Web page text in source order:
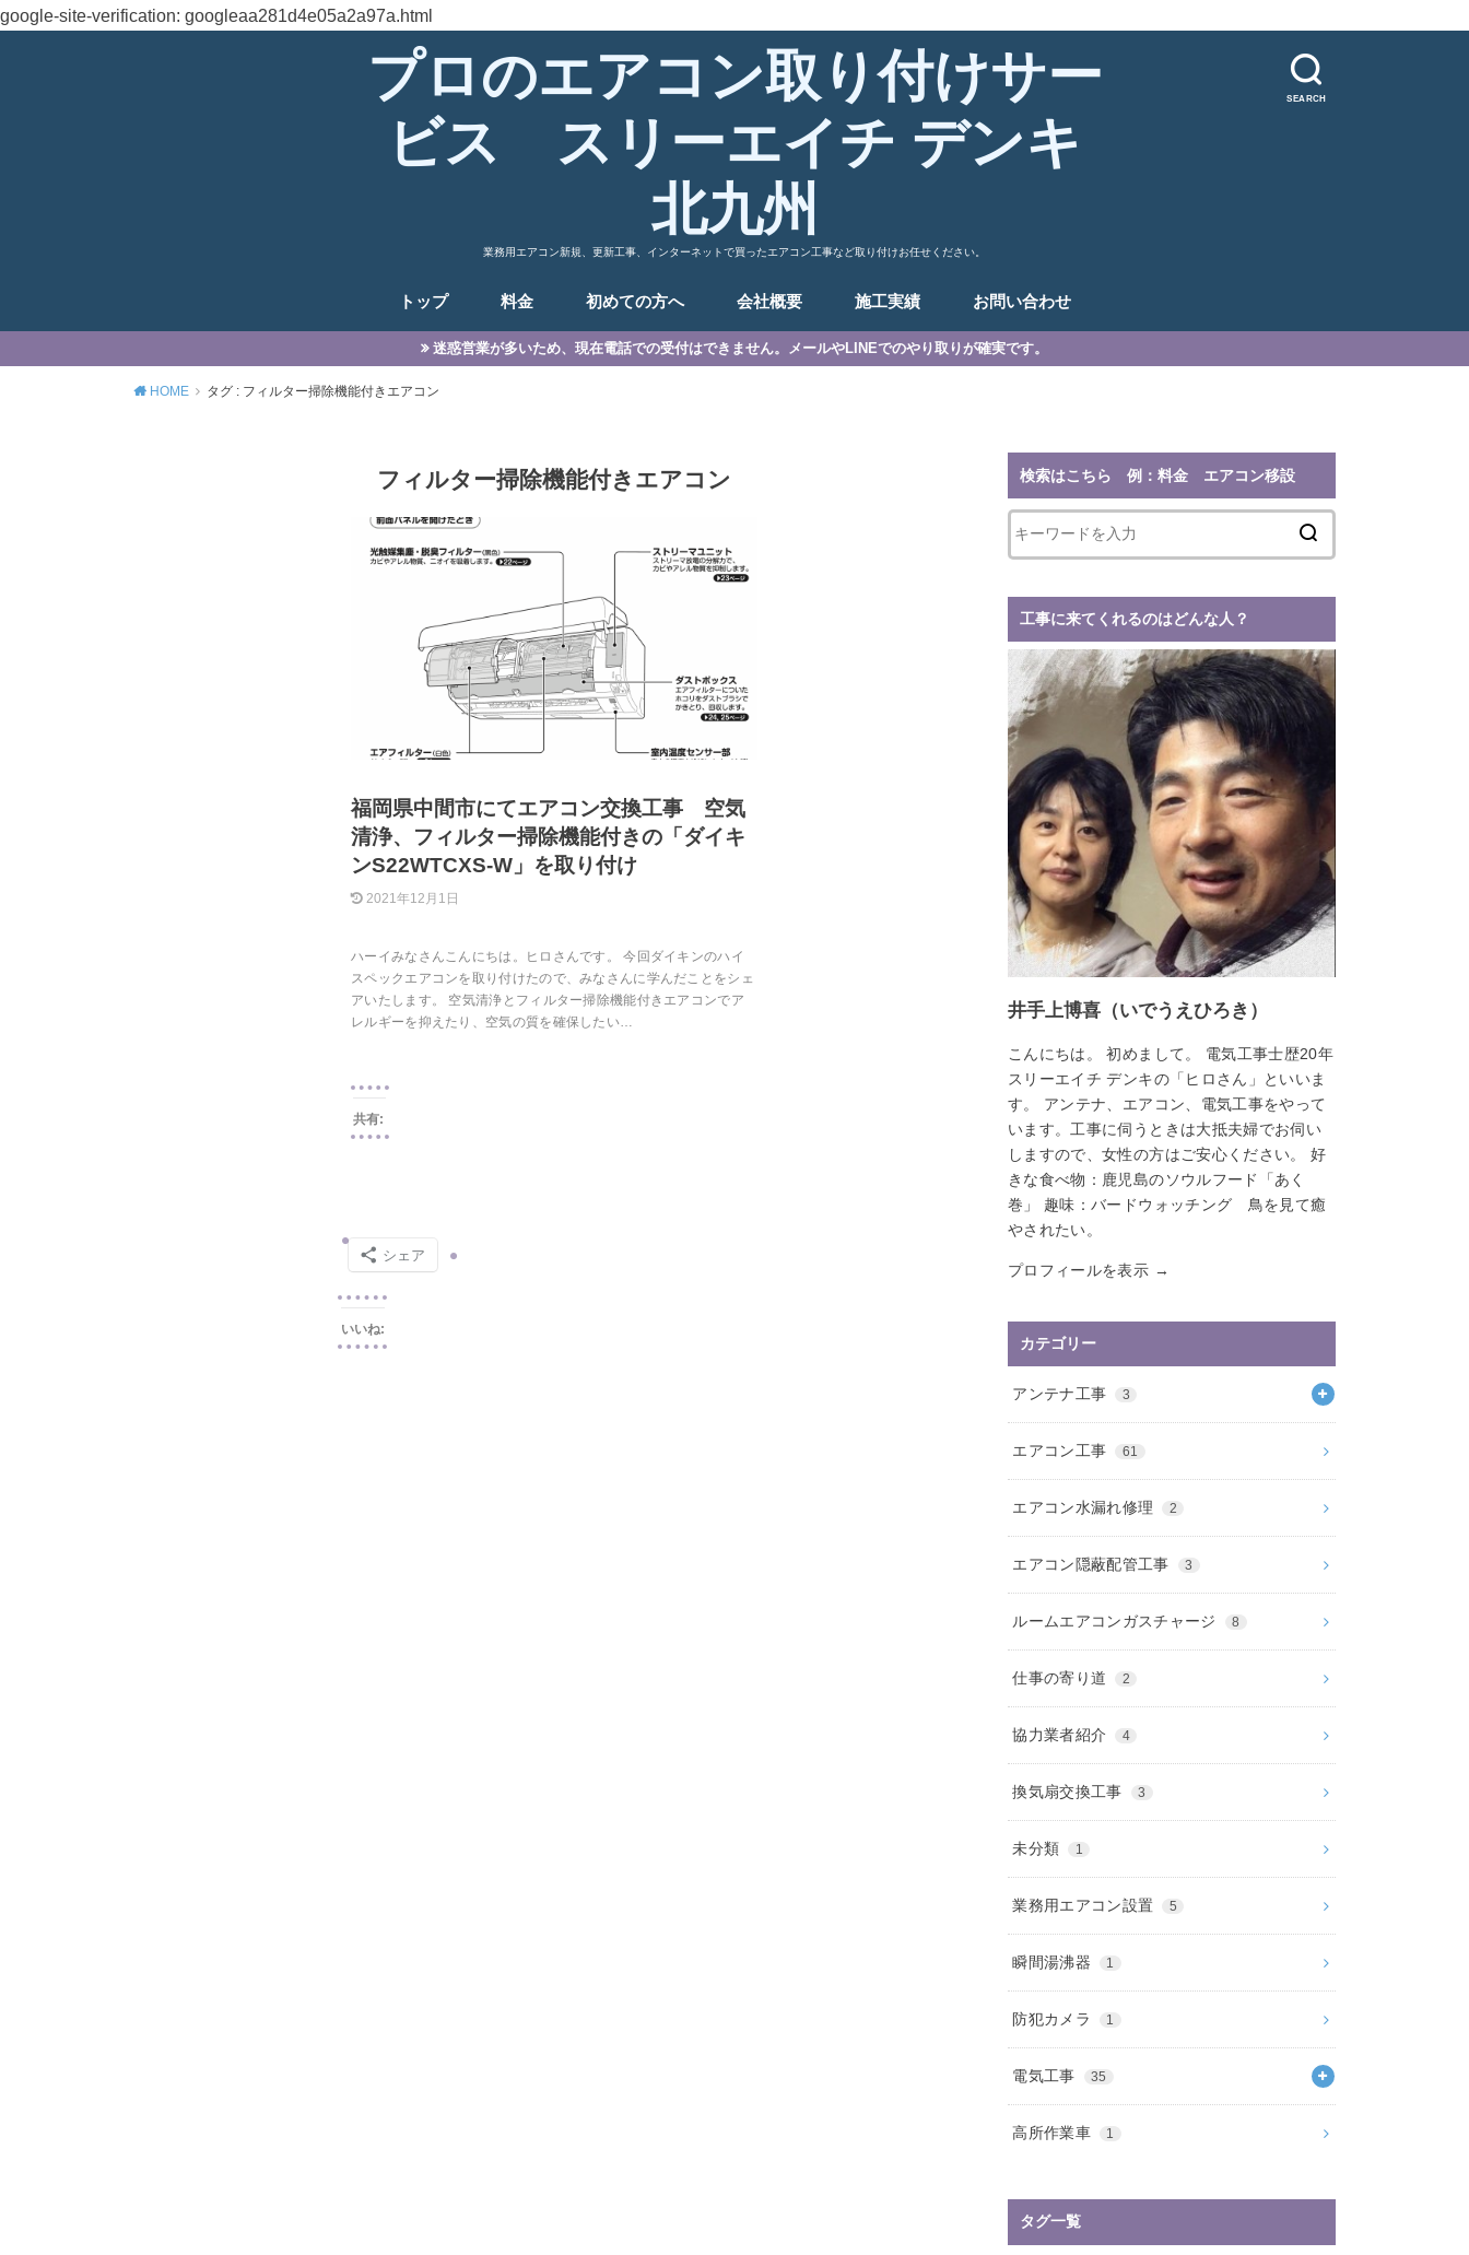
google-site-verification: googleaa281d4e05a2a97a.html
SEARCH
プロのエアコン取り付けサー
ビス スリーエイチ デンキ
北九州
業務用エアコン新規、更新工事、インターネットで買ったエアコン工事など取り付けお任せください。
トップ 料金 初めての方へ 会社概要 施工実績 お問い合わせ
迷惑営業が多いため、現在電話での受付はできません。メールやLINEでのやり取りが確実です。
HOME タグ : フィルター掃除機能付きエアコン
フィルター掃除機能付きエアコン
福岡県中間市にてエアコン交換工事 空気
清浄、フィルター掃除機能付きの「ダイキ
ンS22WTCXS-W」を取り付け
2021年12月1日
ハーイみなさんこんにちは。ヒロさんです。 今回ダイキンのハイ
スペックエアコンを取り付けたので、みなさんに学んだことをシェ
アいたします。 空気清浄とフィルター掃除機能付きエアコンでア
レルギーを抑えたり、空気の質を確保したい…
共有:
シェア
いいね:
検索はこちら 例：料金 エアコン移設
工事に来てくれるのはどんな人？
井手上博喜（いでうえひろき）
こんにちは。 初めまして。 電気工事士歴20年
スリーエイチ デンキの「ヒロさん」といいま
す。 アンテナ、エアコン、電気工事をやって
います。工事に伺うときは大抵夫婦でお伺い
しますので、女性の方はご安心ください。 好
きな食べ物：鹿児島のソウルフード「あく
巻」 趣味：バードウォッチング 鳥を見て癒
やされたい。
プロフィールを表示 →
カテゴリー
アンテナ工事 3
エアコン工事 61
エアコン水漏れ修理 2
エアコン隠蔽配管工事 3
ルームエアコンガスチャージ 8
仕事の寄り道 2
協力業者紹介 4
換気扇交換工事 3
未分類 1
業務用エアコン設置 5
瞬間湯沸器 1
防犯カメラ 1
電気工事 35
高所作業車 1
タグ一覧